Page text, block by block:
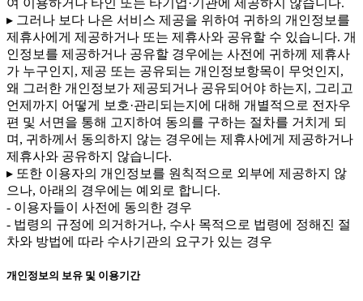
▸ 그러나 보다 나은 서비스 제공을 위하여 귀하의 개인정보를
제휴사에게 제공하거나 또는 제휴사와 공유할 수 있습니다. 개
인정보를 제공하거나 공유할 경우에는 사전에 귀하께 제휴사
가 누구인지, 제공 또는 공유되는 개인정보항목이 무엇인지,
왜 그러한 개인정보가 제공되거나 공유되어야 하는지, 그리고
언제까지 어떻게 보호·관리되는지에 대해 개별적으로 전자우
편 및 서면을 통해 고지하여 동의를 구하는 절차를 거치게 되
며, 귀하께서 동의하지 않는 경우에는 제휴사에게 제공하거나
제휴사와 공유하지 않습니다.
▸ 또한 이용자의 개인정보를 원칙적으로 외부에 제공하지 않
으나, 아래의 경우에는 예외로 합니다.
- 이용자들이 사전에 동의한 경우
- 법령의 규정에 의거하거나, 수사 목적으로 법령에 정해진 절
차와 방법에 따라 수사기관의 요구가 있는 경우
개인정보의 보유 및 이용기간